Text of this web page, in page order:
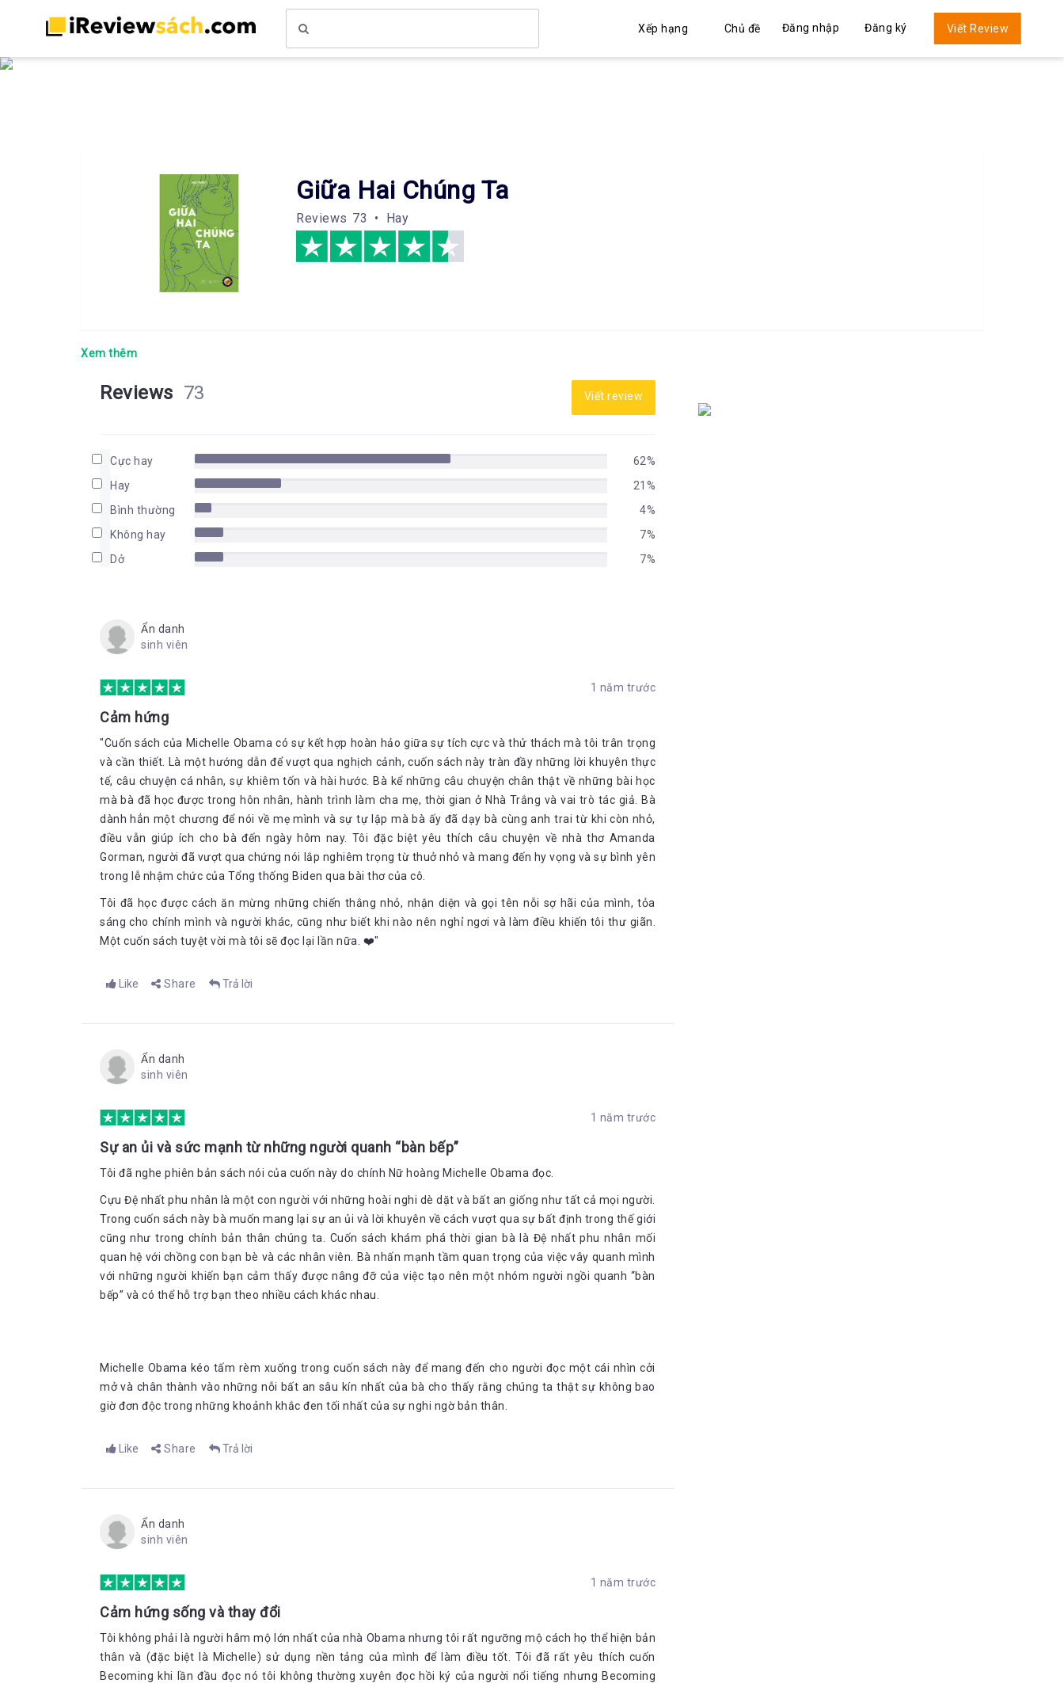
Xếp hạng Chủ đề Đăng nhập Đăng ký Viết Review
Giữa Hai Chúng Ta
Reviews 73 • Hay
Xem thêm
Reviews 73 Viết review
Cực hay
62%
Hay
21%
Bình thường
4%
Không hay
7%
Dở
7%
Ẩn danh
sinh viên
1 năm trước
Cảm hứng
"Cuốn sách của Michelle Obama có sự kết hợp hoàn hảo giữa sự tích cực và thử thách mà tôi trân trọng
và cần thiết. Là một hướng dẫn để vượt qua nghịch cảnh, cuốn sách này tràn đầy những lời khuyên thực
tế, câu chuyện cá nhân, sự khiêm tốn và hài hước. Bà kể những câu chuyện chân thật về những bài học
mà bà đã học được trong hôn nhân, hành trình làm cha mẹ, thời gian ở Nhà Trắng và vai trò tác giả. Bà
dành hẳn một chương để nói về mẹ mình và sự tự lập mà bà ấy đã dạy bà cùng anh trai từ khi còn nhỏ,
điều vẫn giúp ích cho bà đến ngày hôm nay. Tôi đặc biệt yêu thích câu chuyện về nhà thơ Amanda
Gorman, người đã vượt qua chứng nói lắp nghiêm trọng từ thuở nhỏ và mang đến hy vọng và sự bình yên
trong lễ nhậm chức của Tổng thống Biden qua bài thơ của cô.
Tôi đã học được cách ăn mừng những chiến thắng nhỏ, nhận diện và gọi tên nỗi sợ hãi của mình, tỏa
sáng cho chính mình và người khác, cũng như biết khi nào nên nghỉ ngơi và làm điều khiến tôi thư giãn.
Một cuốn sách tuyệt vời mà tôi sẽ đọc lại lần nữa. ❤️"
Like Share Trả lời
Ẩn danh
sinh viên
1 năm trước
Sự an ủi và sức mạnh từ những người quanh “bàn bếp”
Tôi đã nghe phiên bản sách nói của cuốn này do chính Nữ hoàng Michelle Obama đọc.
Cựu Đệ nhất phu nhân là một con người với những hoài nghi dè dặt và bất an giống như tất cả mọi người.
Trong cuốn sách này bà muốn mang lại sự an ủi và lời khuyên về cách vượt qua sự bất định trong thế giới
cũng như trong chính bản thân chúng ta. Cuốn sách khám phá thời gian bà là Đệ nhất phu nhân mối
quan hệ với chồng con bạn bè và các nhân viên. Bà nhấn mạnh tầm quan trọng của việc vây quanh mình
với những người khiến bạn cảm thấy được nâng đỡ của việc tạo nên một nhóm người ngồi quanh “bàn
bếp” và có thể hỗ trợ bạn theo nhiều cách khác nhau.
Michelle Obama kéo tấm rèm xuống trong cuốn sách này để mang đến cho người đọc một cái nhìn cởi
mở và chân thành vào những nỗi bất an sâu kín nhất của bà cho thấy rằng chúng ta thật sự không bao
giờ đơn độc trong những khoảnh khắc đen tối nhất của sự nghi ngờ bản thân.
Like Share Trả lời
Ẩn danh
sinh viên
1 năm trước
Cảm hứng sống và thay đổi
Tôi không phải là người hâm mộ lớn nhất của nhà Obama nhưng tôi rất ngưỡng mộ cách họ thể hiện bản
thân và (đặc biệt là Michelle) sử dụng nền tảng của mình để làm điều tốt. Tôi đã rất yêu thích cuốn
Becoming khi lần đầu đọc nó tôi không thường xuyên đọc hồi ký của người nổi tiếng nhưng Becoming